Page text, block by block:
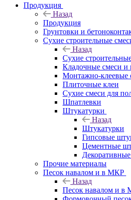
Продукция
Назад
Продукция
Грунтовки и
Сухие строительные
Назад
Сухие
Кладочные смеси и
Монтажно-клеевые
Плиточные клеи
Сухие смеси для
Шпатлевки
Штукатурки
Назад
Штукатурки
Гипсовые
Цементные
Прочие материалы
Песок навалом и в МКР
Назад
Песок навалом и в